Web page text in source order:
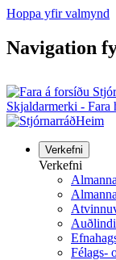
Hoppa yfir valmynd
Navigation
Skjaldarmerki - Fara
Heim
Verkefni
Verkefni
Félags-